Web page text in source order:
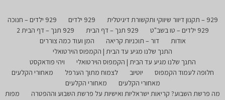
929 – תקנון דיוור שיווקי ותקשורת דיגיטלית 929 ילדים
929 ילדים – חנוכה
929 ילדים – טו בשב"ט
929 תנך – דף הבית
929 תנך – דף הבית 2
אודות
דור – תוכניות קריאה
המן ועוד כמה צוררים
התנך שלנו מגיע עד הבית | הקמפוס הוירטואלי
התנך שלנו מגיע עד הבית | הקמפוס הוירטואלי
ויהי פודאקסט
חלופה לעמוד הקמפוס
יוטיוב לצמוח מתוך הערפל
מאחורי הקלעים
מאחורי הקלעים
מאחורי הקלעים
מה פרשת השבוע? קריאות ישראליות ואישיות על פרשת השבוע וההפטרה
מפות